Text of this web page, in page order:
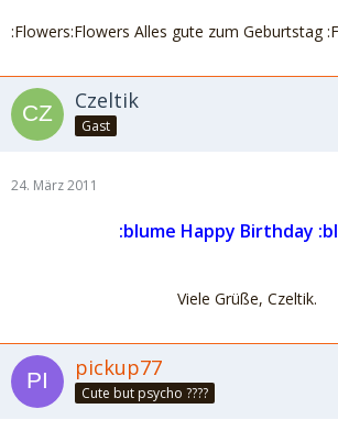
:Flowers:Flowers Alles gute zum Geburtstag
Czeltik
Gast
24. März 2011
:blume Happy Birthday
Viele Grüße, Czeltik.
pickup77
Cute but psycho ????